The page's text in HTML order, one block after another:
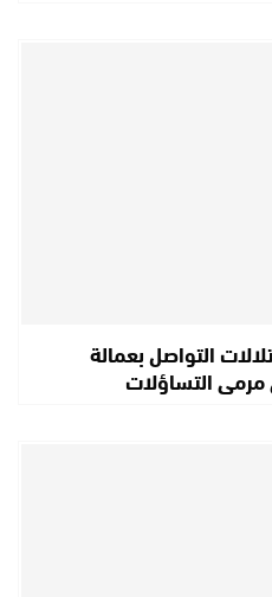
التواصل بعمالة
التساؤلات